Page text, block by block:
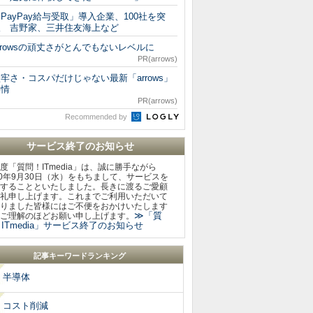
給与受取」導入企業、100社を突
吉野家、三井住友海上など
の頑丈さがとんでもないレベルに
PR(arrows)
さ・コスパだけじゃない最新「arrows」
PR(arrows)
Recommended by
サービス終了のお知らせ
「質問！ITmedia」は、誠に勝手ながら
年9月30日（水）をもちまして、サービスを
ることといたしました。長きに渡るご愛顧
申し上げます。これまでご利用いただいて
ました皆様にはご不便をおかけいたします
理解のほどお願い申し上げます。 ≫「質
」サービス終了のお知らせ
記事キーワードランキング
半導体
コスト削減